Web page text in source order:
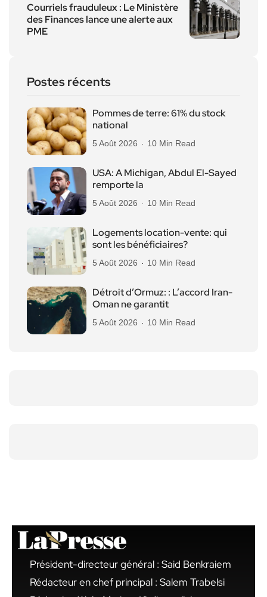
Courriels frauduleux : Le Ministère
des Finances lance une alerte aux
PME
Postes récents
Pommes de terre: 61% du stock
national
5 Août 2026 10 Min Read
USA: A Michigan, Abdul El-Sayed
remporte la
5 Août 2026 10 Min Read
Logements location-vente: qui
sont les bénéficiaires?
5 Août 2026 10 Min Read
Détroit d’Ormuz: : L’accord Iran-
Oman ne garantit
5 Août 2026 10 Min Read
Président-directeur général : Said Benkraiem
Rédacteur en chef principal : Salem Trabelsi